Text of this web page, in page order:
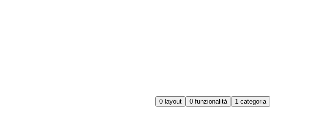
0 layout 0 funzionalità 1 categoria